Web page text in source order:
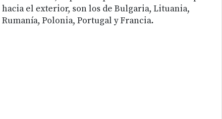
hacia el exterior, son los de Bulgaria, Lituania,
Rumanía, Polonia, Portugal y Francia.